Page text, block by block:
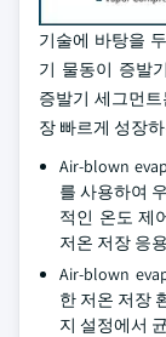
기술에 바탕을
기 물동이 증발
증발기 세그먼트
장 빠르게 성장
Air-blown
를 사용하여
적인 온도 제
저온 저장 응
Air-blown
한 저온 저장
지 설정에서